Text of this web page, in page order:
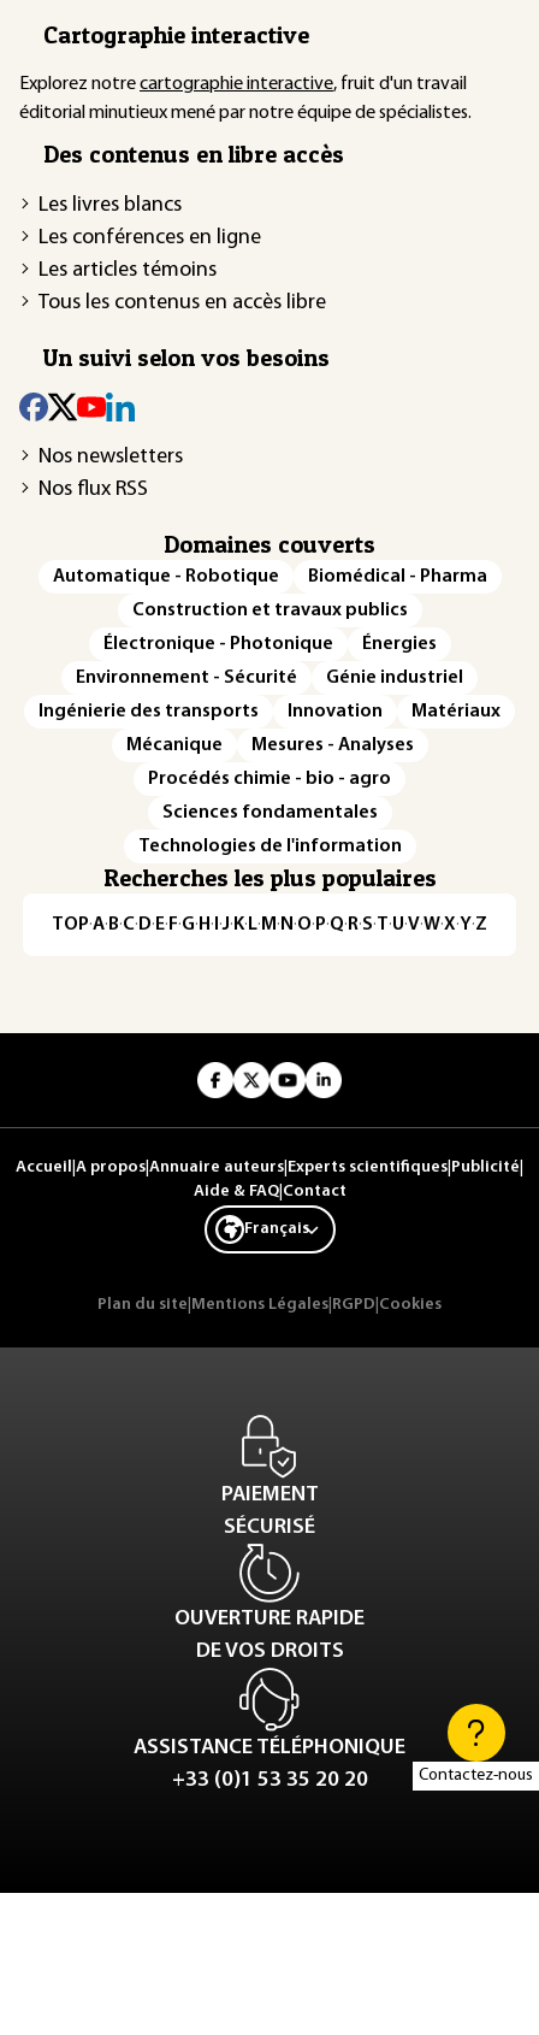
Contactez-nous
Cartographie interactive
Explorez notrecartographie interactive, fruit d'un travail
éditorial minutieux mené par notre équipe de spécialistes.
Des contenus en libre accès
Les livres blancs
Les conférences en ligne
Les articles témoins
Tous les contenus en accès libre
Un suivi selon vos besoins
Nos newsletters
Nos flux RSS
Domaines couverts
Automatique - Robotique
Biomédical - Pharma
Construction et travaux publics
Électronique - Photonique
Énergies
Environnement - Sécurité
Génie industriel
Ingénierie des transports
Innovation
Matériaux
Mécanique
Mesures - Analyses
Procédés chimie - bio - agro
Sciences fondamentales
Technologies de l'information
Recherches les plus populaires
TOP·A·B·C· D· E· F·G· H · ·J· K· L· M · N ·O· P·Q· R·S·T·U·V·W·X·Y·Z
Accueil A propos Annuaire auteurs Experts scientifiques Publicité
Aide & FAQ| Contact
Français
Plan du site Mentions Légales RGPD Cookies
PAIEMENT
SÉCURISÉ
OUVERTURE RAPIDE
DE VOS DROITS
ASSISTANCE TÉLÉPHONIQUE
+33 (0)1 53 35 20 20